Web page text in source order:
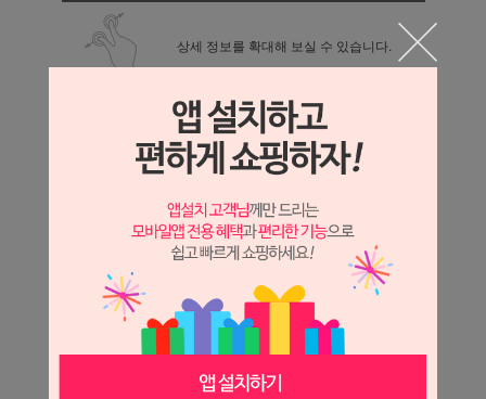
상세 정보를 확대해 보실 수 있습니다.